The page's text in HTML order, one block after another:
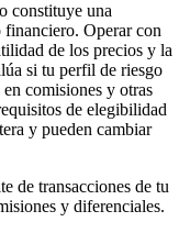
constituye una
financiero. Operar con
de los precios y la
si tu perfil de riesgo
en comisiones y otras
de elegibilidad
y pueden cambiar
de transacciones de tu
y diferenciales.